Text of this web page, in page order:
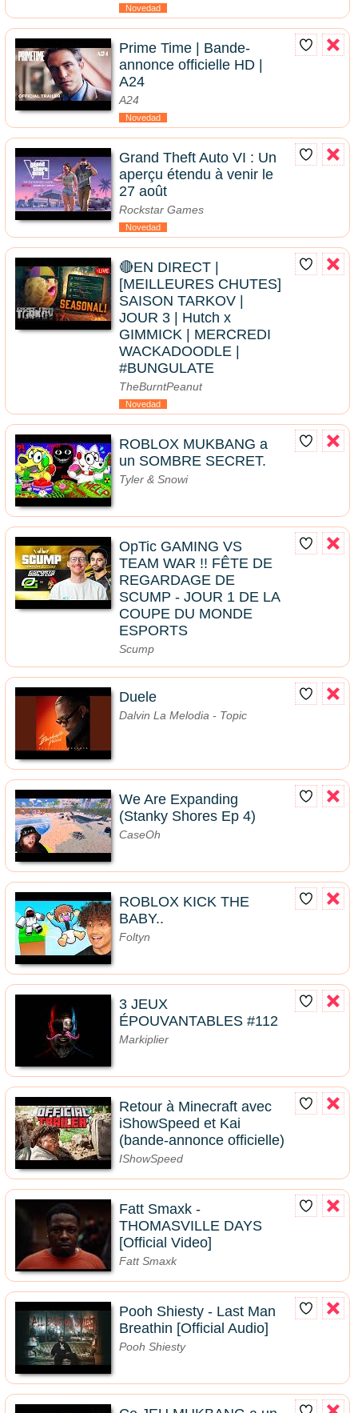
Novedad
Prime Time | Bande-
annonce officielle HD |
A24
A24
Novedad
Grand Theft Auto VI : Un
aperçu étendu à venir le
27 août
Rockstar Games
Novedad
🔴EN DIRECT |
[MEILLEURES CHUTES]
SAISON TARKOV |
JOUR 3 | Hutch x
GIMMICK | MERCREDI
WACKADOODLE |
#BUNGULATE
TheBurntPeanut
Novedad
ROBLOX MUKBANG a
un SOMBRE SECRET.
Tyler & Snowi
OpTic GAMING VS
TEAM WAR !! FÊTE DE
REGARDAGE DE
SCUMP - JOUR 1 DE LA
COUPE DU MONDE
ESPORTS
Scump
Duele
Dalvin La Melodia - Topic
We Are Expanding
(Stanky Shores Ep 4)
CaseOh
ROBLOX KICK THE
BABY..
Foltyn
3 JEUX
ÉPOUVANTABLES #112
Markiplier
Retour à Minecraft avec
iShowSpeed et Kai
(bande-annonce officielle)
IShowSpeed
Fatt Smaxk -
THOMASVILLE DAYS
[Official Video]
Fatt Smaxk
Pooh Shiesty - Last Man
Breathin [Official Audio]
Pooh Shiesty